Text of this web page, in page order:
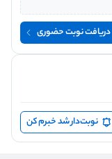
دریافت نوبت حضوری
نوبت‌دار شد خبرم کن